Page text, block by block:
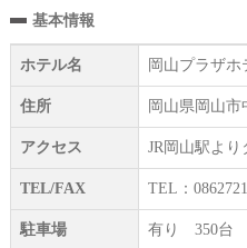
基本情報
ホテル名 岡山プラザホ
住所 岡山県岡山市
アクセス JR岡山駅よ
TEL/FAX TEL：
駐車場 有り 350台